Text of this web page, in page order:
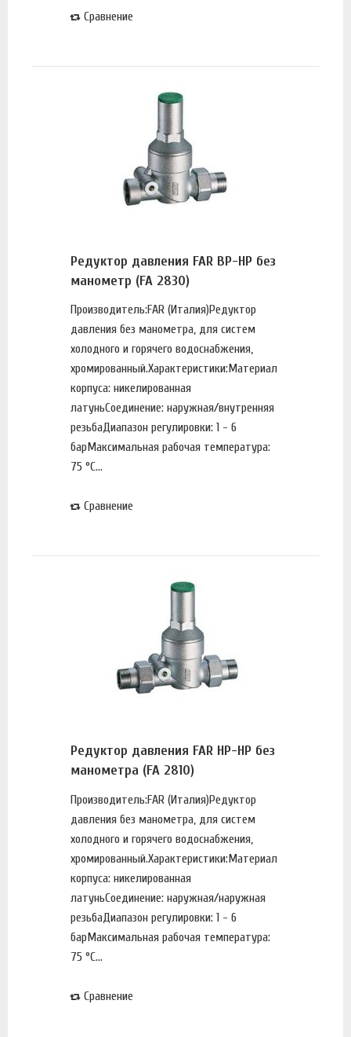
Сравнение
Редуктор давления FAR ВР-НР без
манометр (FA 2830)
Производитель:FAR (Италия)Редуктор
давления без манометра, для систем
холодного и горячего водоснабжения,
хромированный.Характеристики:Материал
корпуса: никелированная
латуньСоединение: наружная/внутренняя
резьбаДиапазон регулировки: 1 - 6
барМаксимальная рабочая температура:
75 °С...
Сравнение
Редуктор давления FAR НР-НР без
манометра (FA 2810)
Производитель:FAR (Италия)Редуктор
давления без манометра, для систем
холодного и горячего водоснабжения,
хромированный.Характеристики:Материал
корпуса: никелированная
латуньСоединение: наружная/наружная
резьбаДиапазон регулировки: 1 - 6
барМаксимальная рабочая температура:
75 °С...
Сравнение